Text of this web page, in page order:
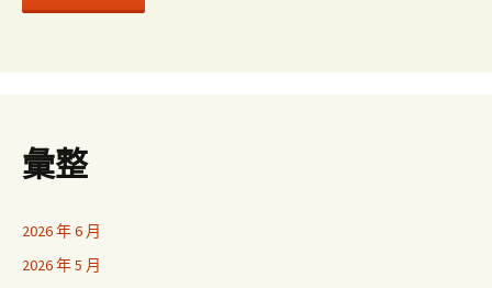
彙整
2026 年 6 月
2026 年 5 月